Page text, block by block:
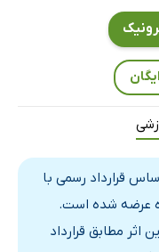
ورزشی
گوناگون
افزایش انرژی
قرارداد رسمی با
عرضه شده است.
مطابق قرارداد